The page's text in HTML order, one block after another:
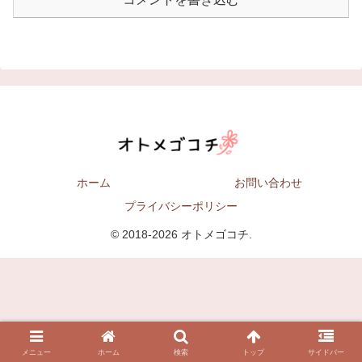
ホーム
お問い合わせ
プライバシーポリシー
© 2018-2026 オトメゴコチ.
メニュー ホーム 検索 トップ サイドバー